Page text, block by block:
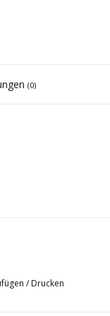
(0)
/ Drucken